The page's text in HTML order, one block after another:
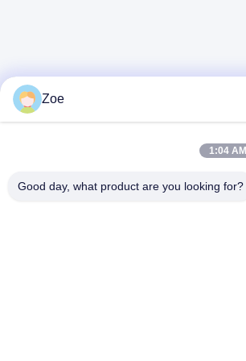
Zoe
1:04 AM
Good day, what product are you looking for?